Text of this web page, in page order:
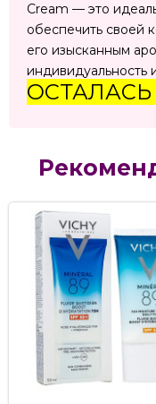
Cream — это
обеспечить своей
его изысканным
индивидуальность
ОСТАЛАСЬ